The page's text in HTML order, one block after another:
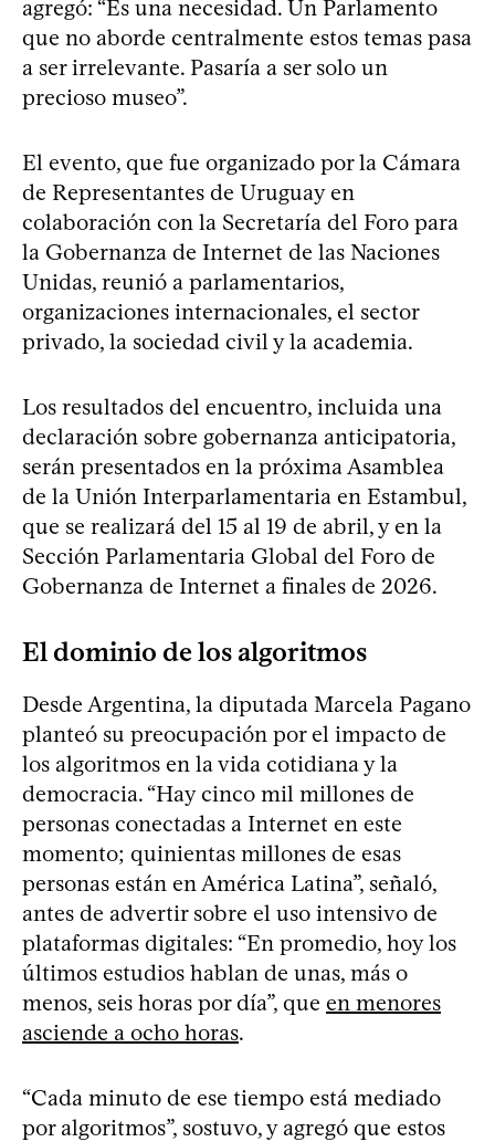
agregó: “Es una necesidad. Un Parlamento
que no aborde centralmente estos temas pasa
a ser irrelevante. Pasaría a ser solo un
precioso museo”.
El evento, que fue organizado por la Cámara
de Representantes de Uruguay en
colaboración con la Secretaría del Foro para
la Gobernanza de Internet de las Naciones
Unidas, reunió a parlamentarios,
organizaciones internacionales, el sector
privado, la sociedad civil y la academia.
Los resultados del encuentro, incluida una
declaración sobre gobernanza anticipatoria,
serán presentados en la próxima Asamblea
de la Unión Interparlamentaria en Estambul,
que se realizará del 15 al 19 de abril, y en la
Sección Parlamentaria Global del Foro de
Gobernanza de Internet a finales de 2026.
El dominio de los algoritmos
Desde Argentina, la diputada Marcela Pagano
planteó su preocupación por el impacto de
los algoritmos en la vida cotidiana y la
democracia. “Hay cinco mil millones de
personas conectadas a Internet en este
momento; quinientas millones de esas
personas están en América Latina”, señaló,
antes de advertir sobre el uso intensivo de
plataformas digitales: “En promedio, hoy los
últimos estudios hablan de unas, más o
menos, seis horas por día”, que en menores
asciende a ocho horas.
“Cada minuto de ese tiempo está mediado
por algoritmos”, sostuvo, y agregó que estos